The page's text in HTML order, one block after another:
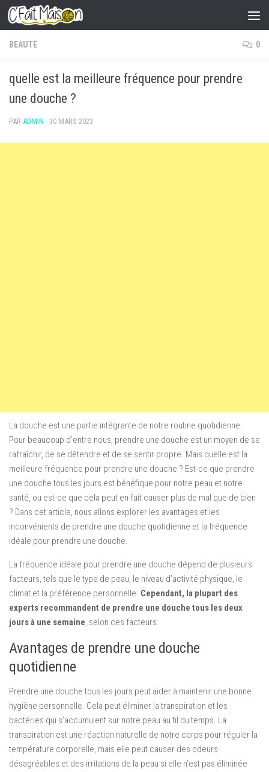
Skip to content
BEAUTÉ 0
quelle est la meilleure fréquence pour prendre
une douche ?
PAR ADMIN · 30 MARS 2023
La douche est une partie intégrante de notre routine quotidienne.
Pour beaucoup d’entre nous, prendre une douche est un moyen de se
rafraîchir, de se détendre et de se sentir propre. Mais quelle est la
meilleure fréquence pour prendre une douche ? Est-ce que prendre
une douche tous les jours est bénéfique pour notre peau et notre
santé, ou est-ce que cela peut en fait causer plus de mal que de bien
? Dans cet article, nous allons explorer les avantages et les
inconvénients de prendre une douche quotidienne et la fréquence
idéale pour prendre une douche.
La fréquence idéale pour prendre une douche dépend de plusieurs
facteurs, tels que le type de peau, le niveau d’activité physique, le
climat et la préférence personnelle. Cependant, la plupart des
experts recommandent de prendre une douche tous les deux
jours à une semaine, selon ces facteurs.
Avantages de prendre une douche
quotidienne
Prendre une douche tous les jours peut aider à maintenir une bonne
hygiène personnelle. Cela peut éliminer la transpiration et les
bactéries qui s’accumulent sur notre peau au fil du temps. La
transpiration est une réaction naturelle de notre corps pour réguler la
température corporelle, mais elle peut causer des odeurs
désagréables et des irritations de la peau si elle n’est pas éliminée